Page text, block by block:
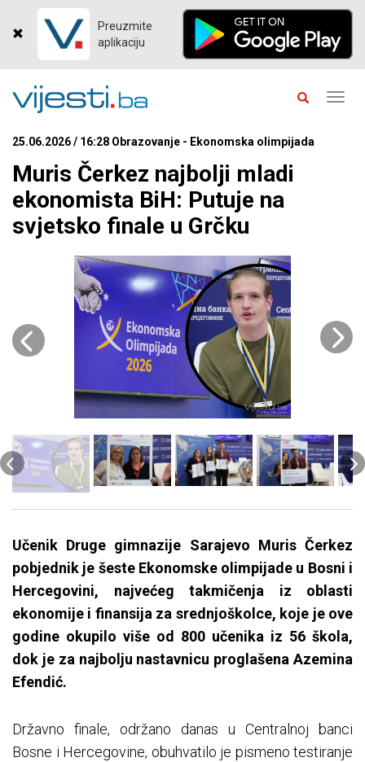
Preuzmite
aplikaciju
25.06.2026 / 16:28 Obrazovanje - Ekonomska olimpijada
Muris Čerkez najbolji mladi
ekonomista BiH: Putuje na
svjetsko finale u Grčku
Učenik Druge gimnazije Sarajevo Muris Čerkez
pobjednik je šeste Ekonomske olimpijade u Bosni i
Hercegovini, najvećeg takmičenja iz oblasti
ekonomije i finansija za srednjoškolce, koje je ove
godine okupilo više od 800 učenika iz 56 škola,
dok je za najbolju nastavnicu proglašena Azemina
Efendić.
Državno finale, održano danas u Centralnoj banci
Bosne i Hercegovine, obuhvatilo je pismeno testiranje